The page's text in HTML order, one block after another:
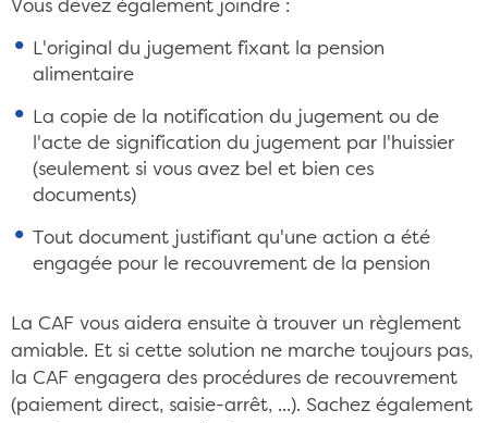
Vous devez également joindre :
L'original du jugement fixant la pension
alimentaire
La copie de la notification du jugement ou de
l'acte de signification du jugement par l'huissier
(seulement si vous avez bel et bien ces
documents)
Tout document justifiant qu'une action a été
engagée pour le recouvrement de la pension
La CAF vous aidera ensuite à trouver un règlement
amiable. Et si cette solution ne marche toujours pas,
la CAF engagera des procédures de recouvrement
(paiement direct, saisie-arrêt, ...). Sachez également